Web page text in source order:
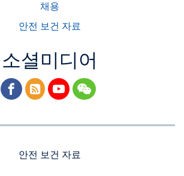
채용
안전 보건 자료
소셜미디어
facebook
rss youtubewechat
안전 보건 자료